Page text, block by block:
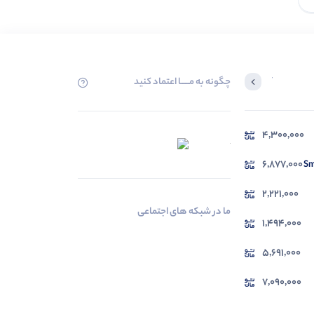
آخرین محصولاتی که بازدید کردید
4,300,000
6,877,000
2,221,000
1,494,000
5,691,000
7,090,000
در حال بارگیری ...
مشاهده محصولات
چگونه به مــــــا اعتماد کنید
ما در شبکه های اجتماعی